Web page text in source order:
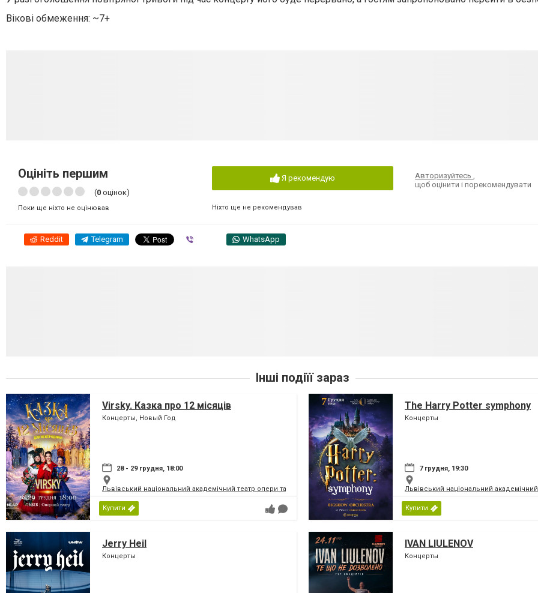
Вікові обмеження: ~7+
Оцініть першим
(0 оцінок)
Поки ще ніхто не оцінював
Я рекомендую
Ніхто ще не рекомендував
Авторизуйтесь
щоб оцінити і порекомендувати
Reddit Telegram WhatsApp
Інші подіїї зараз
Virsky. Казка про 12 місяців
Концерты, Новый Год
28 - 29 грудня, 18:00
Львівський національний академічний театр опери та балету імені Соломії Крушельницької
Купити
The Harry Potter symphony
Концерты
7 грудня, 19:30
Львівський національний академічний
Купити
Jerry Heil
Концерты
IVAN LIULENOV
Концерты